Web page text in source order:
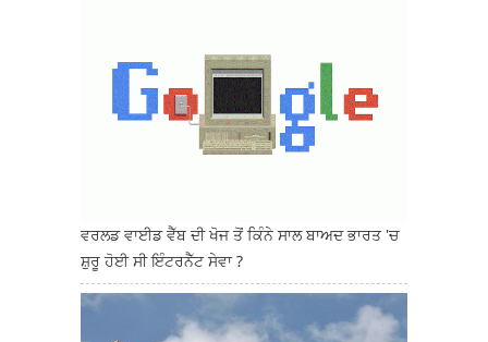
ਵਰਲਡ ਵਾਈਡ ਵੈੱਬ ਦੀ ਖੋਜ ਤੋਂ ਕਿੰਨੇ ਸਾਲ ਬਾਅਦ ਭਾਰਤ 'ਚ
ਸ਼ੁਰੂ ਹੋਈ ਸੀ ਇੰਟਰਨੈੱਟ ਸੇਵਾ ?